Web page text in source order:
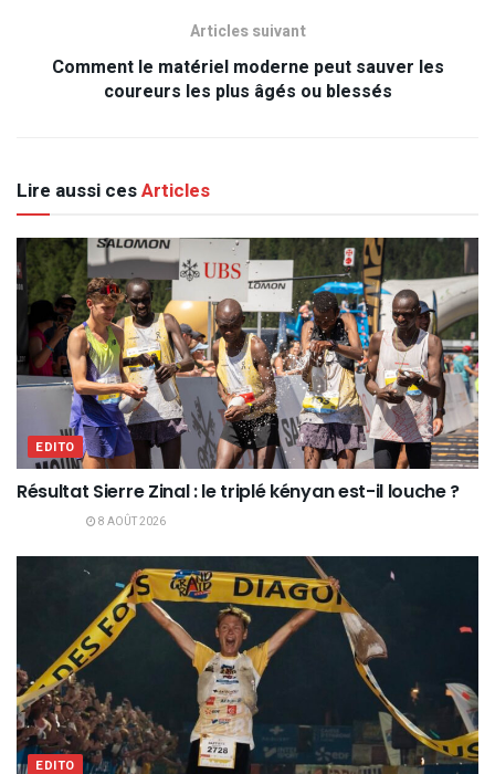
Articles suivant
Comment le matériel moderne peut sauver les
coureurs les plus âgés ou blessés
Lire aussi cesArticles
EDITO
Résultat Sierre Zinal : le triplé kényan est-il louche ?
8 AOÛT 2026
EDITO